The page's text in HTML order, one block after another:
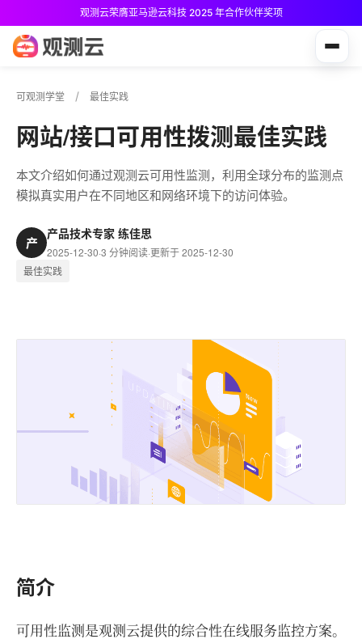
观测云荣膺亚马逊云科技 2025 年合作伙伴奖项
可观测学堂 最佳实践
网站/接口可用性拨测最佳实践
本文介绍如何通过观测云可用性监测，利用全球分布的监测点
模拟真实用户在不同地区和网络环境下的访问体验。
产
产品技术专家 练佳思
2025-12-30·3 分钟阅读·更新于 2025-12-30
最佳实践
简介
可用性监测是观测云提供的综合性在线服务监控方案。